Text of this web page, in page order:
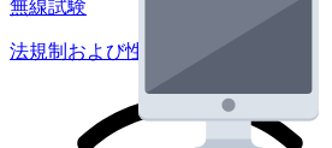
無線試験
法規制および性能試験